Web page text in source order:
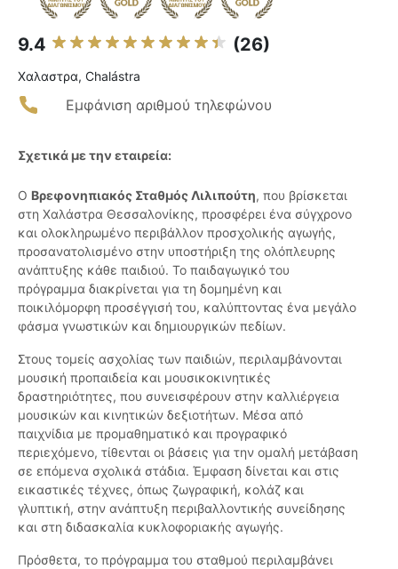
9.4 (26)
Χαλαστρα, Chalástra
Εμφάνιση αριθμού τηλεφώνου
Σχετικά με την εταιρεία:
Ο Βρεφονηπιακός Σταθμός Λιλιπούτη, που βρίσκεται
στη Χαλάστρα Θεσσαλονίκης, προσφέρει ένα σύγχρονο
και ολοκληρωμένο περιβάλλον προσχολικής αγωγής,
προσανατολισμένο στην υποστήριξη της ολόπλευρης
ανάπτυξης κάθε παιδιού. Το παιδαγωγικό του
πρόγραμμα διακρίνεται για τη δομημένη και
ποικιλόμορφη προσέγγισή του, καλύπτοντας ένα μεγάλο
φάσμα γνωστικών και δημιουργικών πεδίων.
Στους τομείς ασχολίας των παιδιών, περιλαμβάνονται
μουσική προπαιδεία και μουσικοκινητικές
δραστηριότητες, που συνεισφέρουν στην καλλιέργεια
μουσικών και κινητικών δεξιοτήτων. Μέσα από
παιχνίδια με προμαθηματικό και προγραφικό
περιεχόμενο, τίθενται οι βάσεις για την ομαλή μετάβαση
σε επόμενα σχολικά στάδια. Έμφαση δίνεται και στις
εικαστικές τέχνες, όπως ζωγραφική, κολάζ και
γλυπτική, στην ανάπτυξη περιβαλλοντικής συνείδησης
και στη διδασκαλία κυκλοφοριακής αγωγής.
Πρόσθετα, το πρόγραμμα του σταθμού περιλαμβάνει